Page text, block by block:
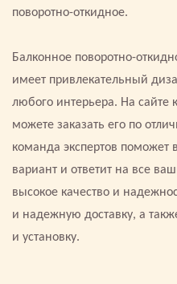
поворотно-откидное.
Балконное поворотно-
имеет привлекательный
любого интерьера. На сайте
можете заказать его по
команда экспертов
вариант и ответит на все
высокое качество и
и надежную доставку, а
и установку.